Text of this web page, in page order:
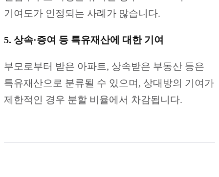
기여도가 인정되는 사례가 많습니다.
5. 상속·증여 등 특유재산에 대한 기여
부모로부터 받은 아파트, 상속받은 부동산 등은
특유재산으로 분류될 수 있으며, 상대방의 기여가
제한적인 경우 분할 비율에서 차감됩니다.